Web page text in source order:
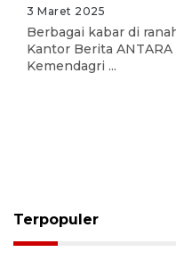
3 Maret 2025
Berbagai kabar di
Kantor Berita
Kemendagri ...
Terpopuler